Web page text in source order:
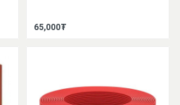
65,000₮